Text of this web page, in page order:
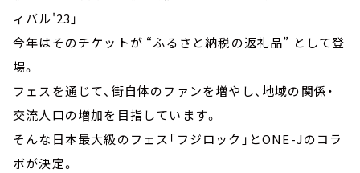
ィバル'23」
今年はそのチケットが “ふるさと納税の返礼品” として登
場。
フェスを通じて、街自体のファンを増やし、地域の関係・
交流人口の増加を目指しています。
そんな日本最大級のフェス「フジロック」とONE-Jのコラ
ボが決定。